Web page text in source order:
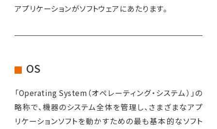
アプリケーションがソフトウェアにあたります。
OS
「Operating System（オペレーティング・システム）」の
略称で、機器のシステム全体を管理し、さまざまなアプ
リケーションソフトを動かすための最も基本的なソフト